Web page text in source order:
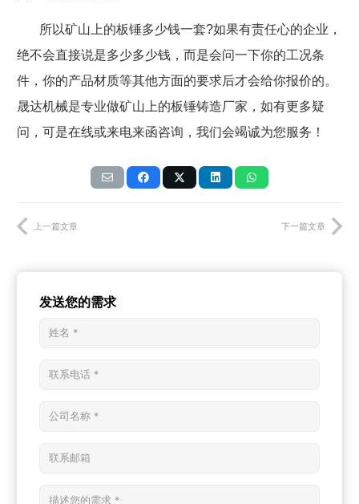
所以矿山上的板锤多少钱一套?如果有责任心的企业，
绝不会直接说是多少多少钱，而是会问一下你的工况条
件，你的产品材质等其他方面的要求后才会给你报价的。
晟达机械是专业做矿山上的板锤铸造厂家，如有更多疑
问，可是在线或来电来函咨询，我们会竭诚为您服务！
上一篇文章 下一篇文章
发送您的需求